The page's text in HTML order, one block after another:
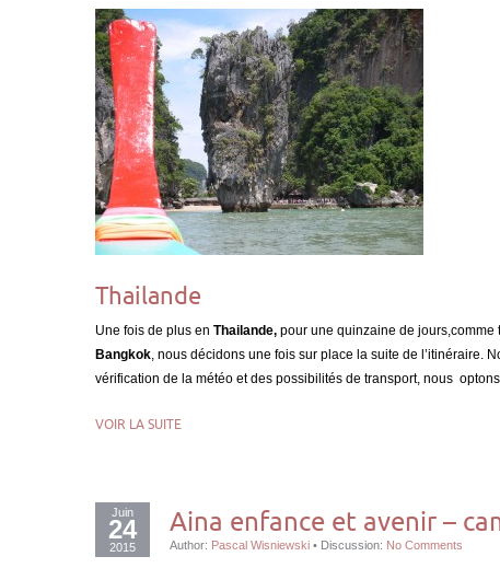
Thailande
Une fois de plus en Thailande, pour une quinzaine de jours,comme
Bangkok, nous décidons une fois sur place la suite de l’itinéraire.
vérification de la météo et des possibilités de transport, nous
VOIR LA SUITE
Juin
24
2015
Aina enfance et avenir –
Author: Pascal Wisniewski • Discussion: No Comments